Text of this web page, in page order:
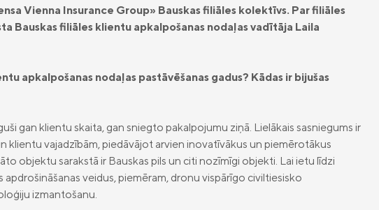
Vienna Insurance Group» Bauskas filiāles kolektīvs. Par filiāles
Bauskas filiāles klientu apkalpošanas nodaļas vadītāja Laila
apkalpošanas nodaļas pastāvēšanas gadus? Kādas ir bijušas
gan klientu skaita, gan sniegto pakalpojumu ziņā. Lielākais sasniegums ir
klientu vajadzībām, piedāvājot arvien inovatīvākus un piemērotākus
objektu sarakstā ir Bauskas pils un citi nozīmīgi objekti. Lai ietu līdzi
apdrošināšanas veidus, piemēram, dronu vispārīgo civiltiesisko
izmantošanu.